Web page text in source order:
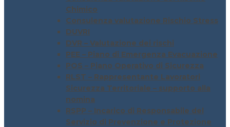
Chimico
Consulenza valutazione Rischio Stress
DUVRI
DVR – Valutazione dei rischi
PEE – Piano di Emergenza Evacuazione
POS – Piano Operativo di Sicurezza
RLST – Rappresentante Lavoratori
Sicurezza Territoriale – supporto alla
nomina
RSPP – Incarico di Responsabile del
Servizio di Prevenzione e Protezione